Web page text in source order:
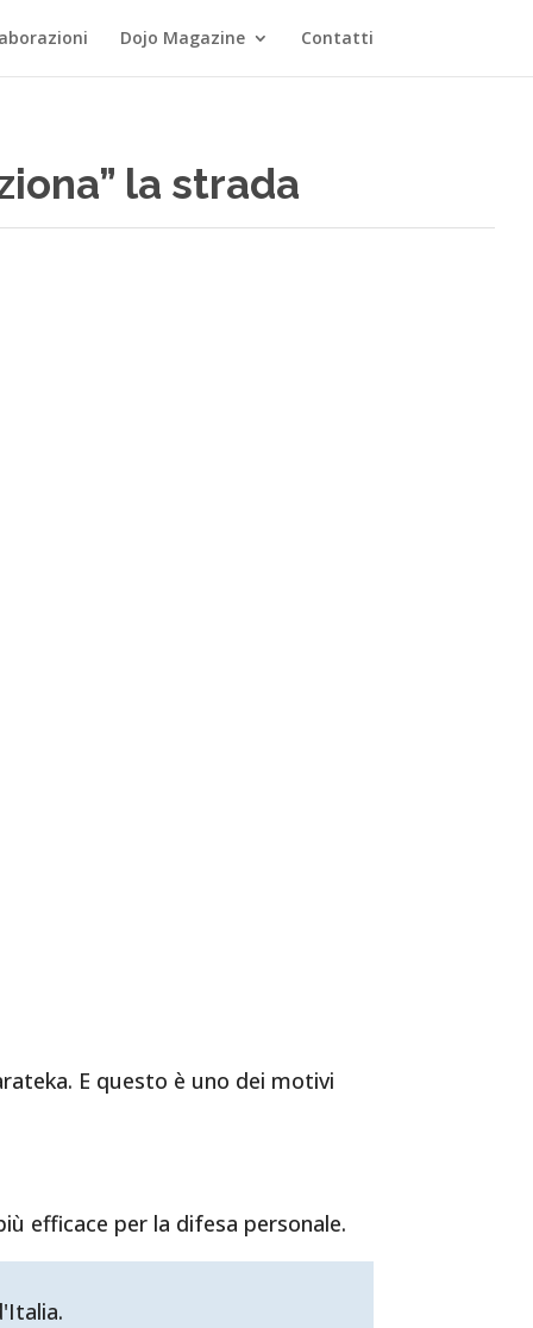
Dojo Magazine Contatti
la strada
E questo è uno dei motivi
efficace per la difesa personale.